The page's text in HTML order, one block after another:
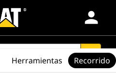
person
search
Herramientas Recorrido